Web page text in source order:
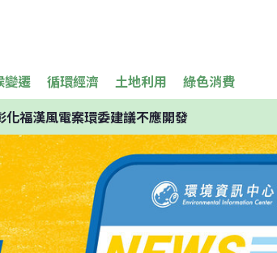
變遷 循環經濟 土地利用 綠色消費
福漢風電案環委建議不應開發